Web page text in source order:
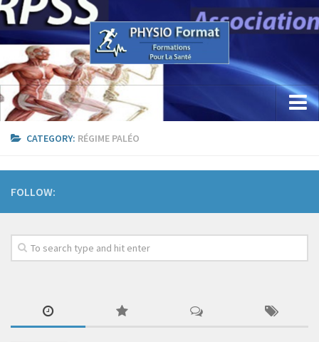
Accueil
Etude / Formation / Recherche
Parcours Professionnel
La Recherche
Sciences Physio Sport Santé
Les Formations
Post-Grades / E-learning
CATEGORY: RÉGIME PALÉO
FOLLOW: